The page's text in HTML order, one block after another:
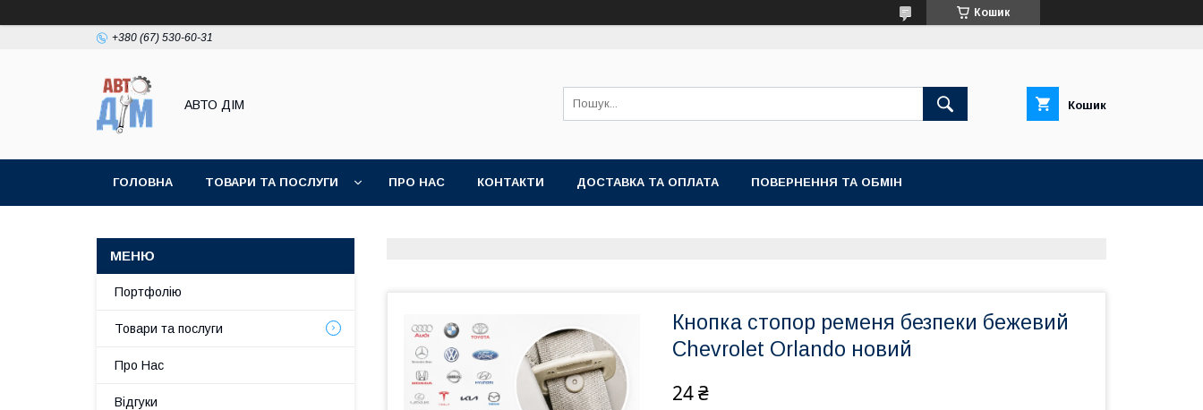
Кошик
+380 (67) 530-60-31
АВТО ДIМ Кошик
ГОЛОВНА ТОВАРИ ТА ПОСЛУГИ ПРО НАС КОНТАКТИ ДОСТАВКА ТА ОПЛАТА ПОВЕРНЕННЯ ТА ОБМІН
Кнопка стопор ременя безпеки бежевий
Chevrolet Orlando новий
24 ₴
Портфолію
Товари та послуги
Про Нас
Відгуки